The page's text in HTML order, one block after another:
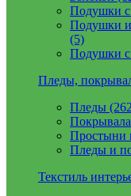
Подушки с
Подушки
(5)
Подушки с
Пледы,
Пледы
Простыни
Пледы и
Текстиль